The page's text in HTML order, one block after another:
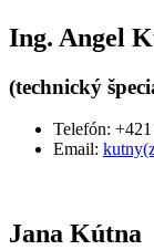
Ing. Angel
(technický
Telefón:
Email: kutny
Jana Kútna